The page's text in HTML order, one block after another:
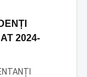
2024-